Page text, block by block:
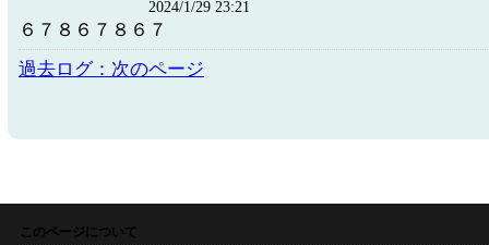
2024/1/29 23:21
６７８６７８６７
過去ログ：次のページ
このページについて